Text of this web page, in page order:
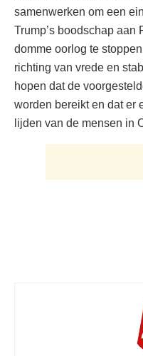
samenwerken om een
Trump’s boodschap
domme oorlog te
richting van vrede en
hopen dat de
worden bereikt en dat er
lijden van de mensen in